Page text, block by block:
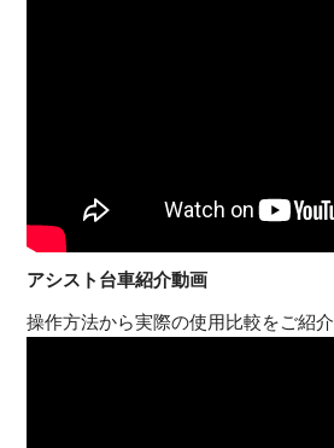
アシスト台車紹介動画
操作方法から実際の使用比較をご紹介